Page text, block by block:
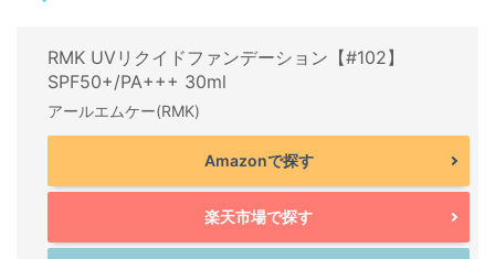
RMK UVリクイドファンデーション【#102】
SPF50+/PA+++ 30ml
アールエムケー(RMK)
Amazonで探す
楽天市場で探す